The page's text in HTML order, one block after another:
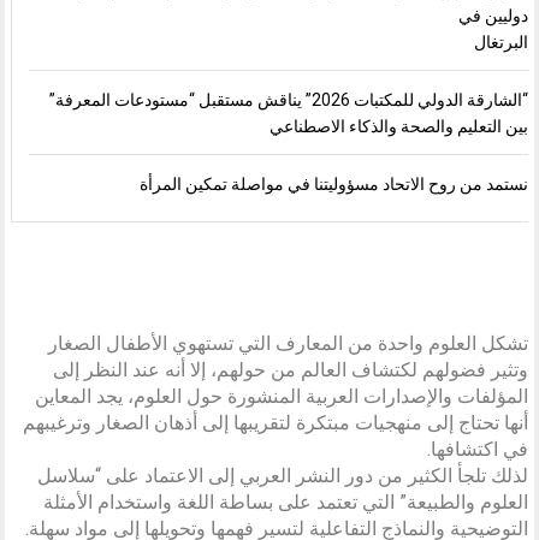
دوليين في
البرتغال
“الشارقة الدولي للمكتبات 2026” يناقش مستقبل “مستودعات المعرفة”
بين التعليم والصحة والذكاء الاصطناعي
نستمد من روح الاتحاد مسؤوليتنا في مواصلة تمكين المرأة
تشكل العلوم واحدة من المعارف التي تستهوي الأطفال الصغار
وتثير فضولهم لكتشاف العالم من حولهم، إلا أنه عند النظر إلى
المؤلفات والإصدارات العربية المنشورة حول العلوم، يجد المعاين
أنها تحتاج إلى منهجيات مبتكرة لتقريبها إلى أذهان الصغار وترغيبهم
في اكتشافها.
لذلك تلجأ الكثير من دور النشر العربي إلى الاعتماد على “سلاسل
العلوم والطبيعة” التي تعتمد على بساطة اللغة واستخدام الأمثلة
التوضيحية والنماذج التفاعلية لتسير فهمها وتحويلها إلى مواد سهلة.